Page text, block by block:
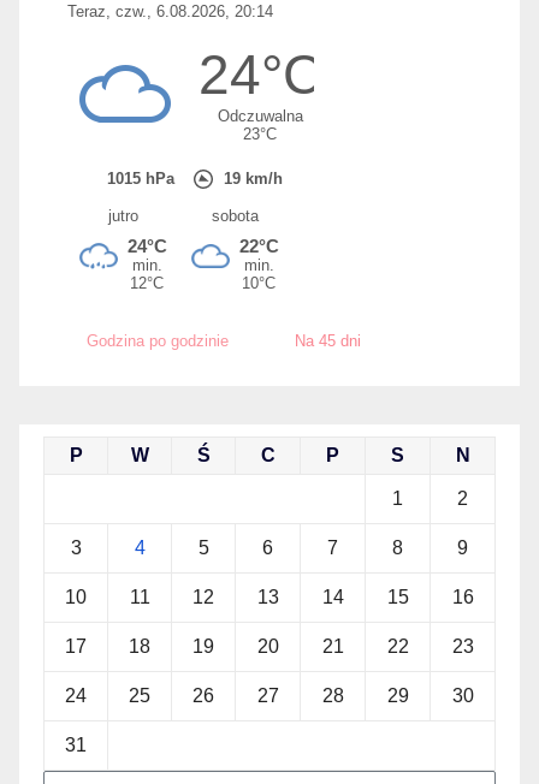
Godzina po godzinie Na 45 dni
P W Ś C P S N
1 2
3 4 5 6 7 8 9
10 11 12 13 14 15 16
17 18 19 20 21 22 23
24 25 26 27 28 29 30
31